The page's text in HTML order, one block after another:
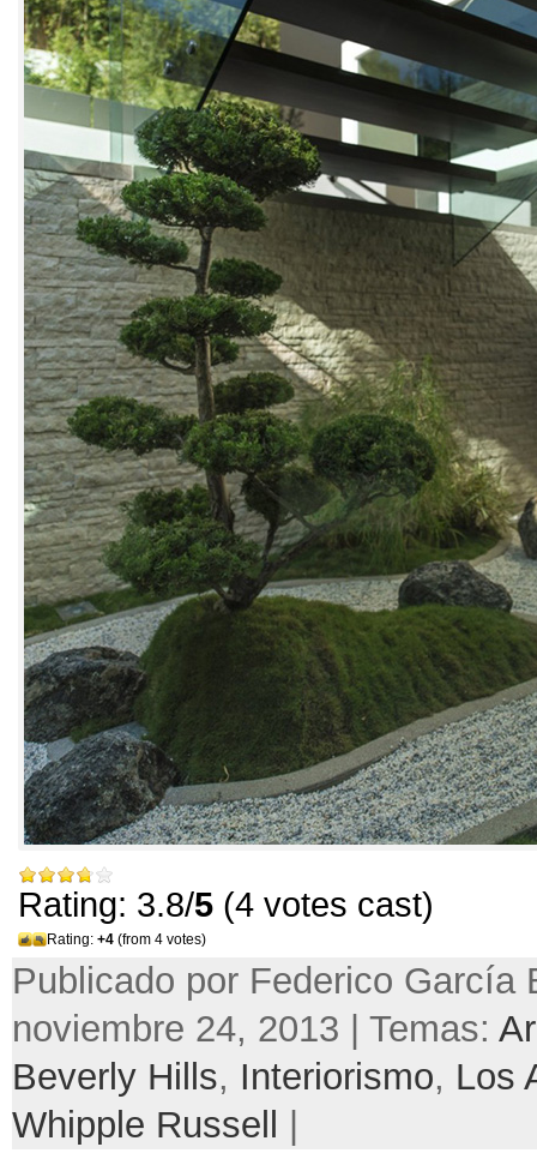
Rating: 3.8/5 (4 votes cast)
Rating: +4 (from 4 votes)
Publicado por Federico García
noviembre 24, 2013 | Temas:
Beverly Hills, Interiorismo, Los
Whipple Russell